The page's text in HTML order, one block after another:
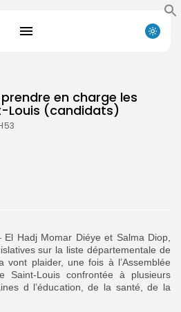
en charge les
Louis (candidats)
Hadj Momar Diéye et Salma Diop,
sur la liste départementale de
vont plaider, une fois à l’Assemblée
Saint-Louis confrontée à plusieurs
d l’éducation, de la santé, de la